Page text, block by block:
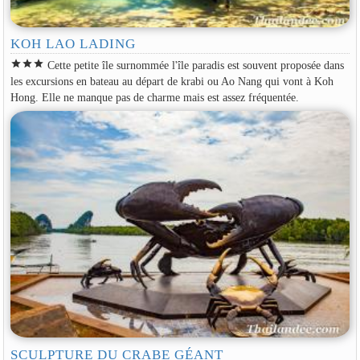
KOH LAO LADING
starstarstar Cette petite île surnommée l'île paradis est souvent proposée dans
les excursions en bateau au départ de krabi ou Ao Nang qui vont à Koh
Hong. Elle ne manque pas de charme mais est assez fréquentée.
SCULPTURE DU CRABE GÉANT